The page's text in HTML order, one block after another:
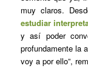
muy claros.
estudiar
y así poder
profundamente la
voy a por ello”,